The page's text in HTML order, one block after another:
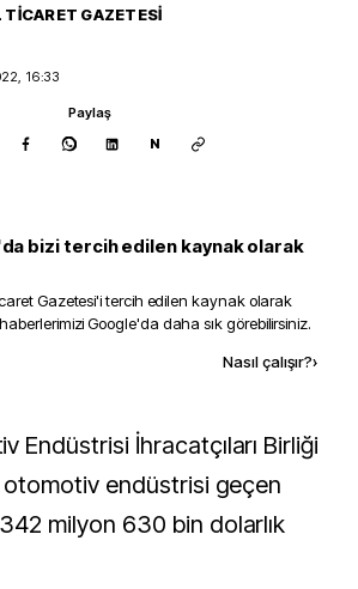
TICARET GAZETESI
16:33
Paylaş
N
bizi tercih edilen kaynak olarak
Gazetesi'i tercih edilen kaynak olarak
Google'da daha sık görebilirsiniz.
Nasıl çalışır?›
endüstrisi geçen
milyon 630 bin dolarlık